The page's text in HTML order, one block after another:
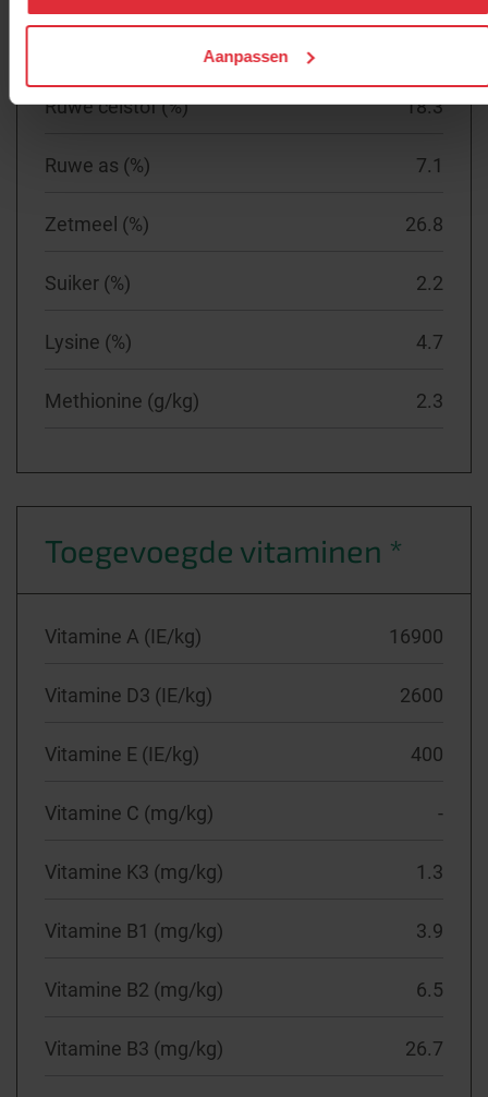
Aanpassen
Ruwe celstof (%) 18.3
Ruwe as (%) 7.1
Zetmeel (%) 26.8
Suiker (%) 2.2
Lysine (%) 4.7
Methionine (g/kg) 2.3
Toegevoegde vitaminen *
Vitamine A (IE/kg) 16900
Vitamine D3 (IE/kg) 2600
Vitamine E (IE/kg) 400
Vitamine C (mg/kg) -
Vitamine K3 (mg/kg) 1.3
Vitamine B1 (mg/kg) 3.9
Vitamine B2 (mg/kg) 6.5
Vitamine B3 (mg/kg) 26.7